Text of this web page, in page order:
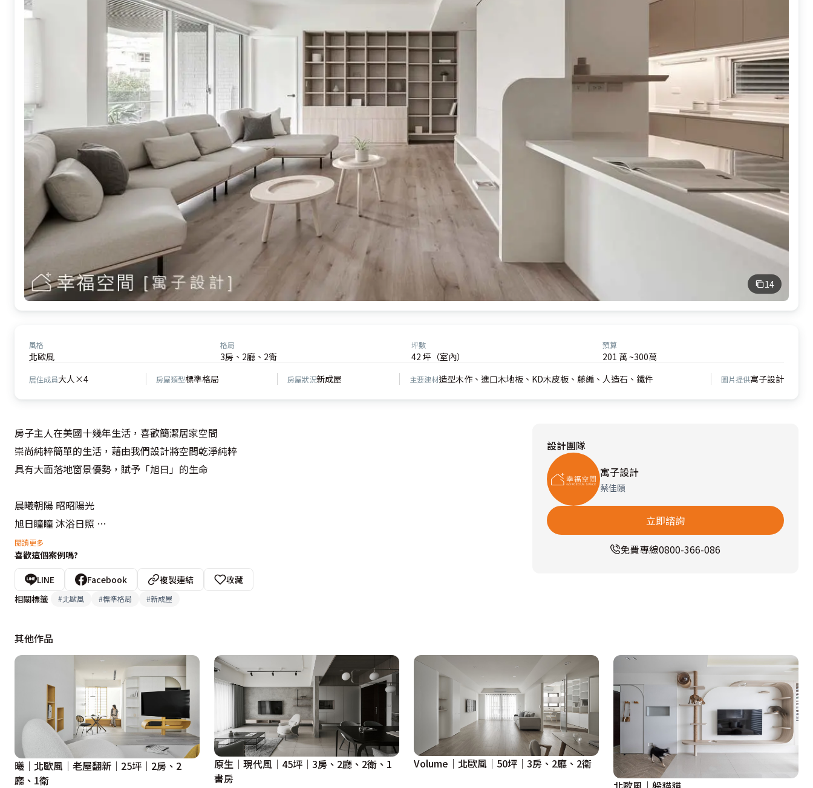
14
風格
北歐風
格局
3房、2廳、2衛
坪數
42 坪（室內）
預算
201 萬 ~300萬
居住成員大人×4 房屋類型標準格局 房屋狀況新成屋 主要建材造型木作、進口木地板、KD木皮板、藤編、人造石、鐵件 圖片提供寓子設計
房子主人在美國十幾年生活，喜歡簡潔居家空間
崇尚純粹簡單的生活，藉由我們設計將空間乾淨純粹
具有大面落地窗景優勢，賦予「旭日」的生命
晨曦朝陽 昭昭陽光
旭日瞳瞳 沐浴日照
設計概念文字為【寓子設計】提供
閱讀更多
喜歡這個案例嗎?
LINE Facebook 複製連結
收藏
相關標籤
#北歐風 #標準格局 #新成屋
設計團隊
寓子設計
蔡佳頤
立即諮詢
免費專線0800-366-086
其他作品
曦｜北歐風｜老屋翻新｜25坪｜2房、2
廳、1衛
原生│現代風│45坪│3房、2廳、2衛、1
書房
Volume｜北歐風｜50坪｜3房、2廳、2衛